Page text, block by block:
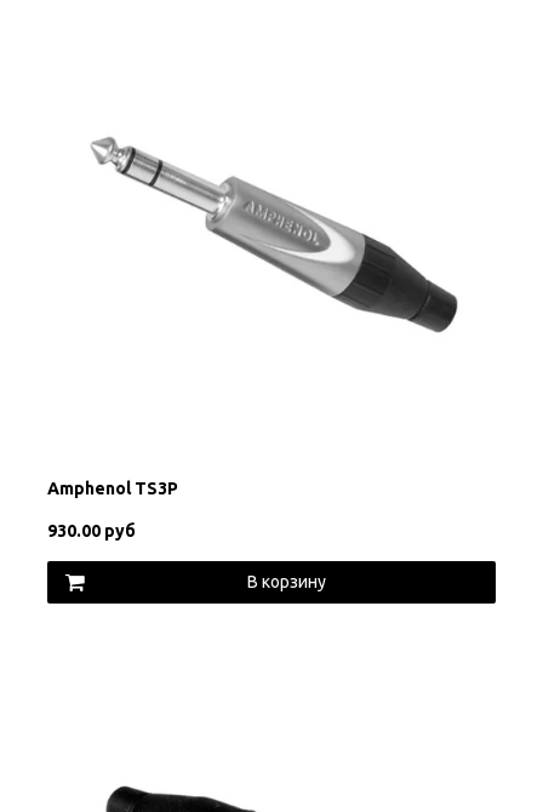
Amphenol TS3P
930.00 руб
В корзину